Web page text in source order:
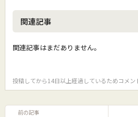
関連記事
関連記事はまだありません。
投稿してから14日以上経過しているためコメン
前の記事